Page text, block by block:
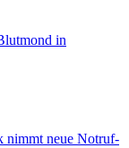
in
nimmt neue Notruf-